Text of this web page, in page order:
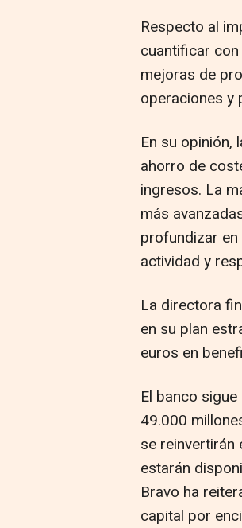
Respecto al
cuantificar
mejoras de
operaciones y
En su opinión,
ahorro de
ingresos. La
más
profundizar
actividad y
La directora
en su plan
euros en
El banco
49.000
se reinvertirán
estarán
Bravo ha
capital por